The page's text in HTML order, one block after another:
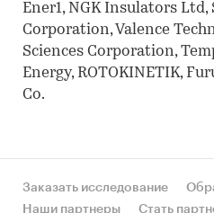
Ener1, NGK Insulators
Corporation, Valence
Sciences Corporation,
Energy, ROTOKINETIK,
Co.
Заказать исследование
Наши партнеры
Стать